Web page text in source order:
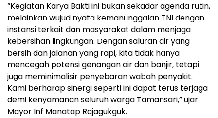
“Kegiatan Karya Bakti ini bukan sekadar agenda rutin,
melainkan wujud nyata kemanunggalan TNI dengan
instansi terkait dan masyarakat dalam menjaga
kebersihan lingkungan. Dengan saluran air yang
bersih dan jalanan yang rapi, kita tidak hanya
mencegah potensi genangan air dan banjir, tetapi
juga meminimalisir penyebaran wabah penyakit.
Kami berharap sinergi seperti ini dapat terus terjaga
demi kenyamanan seluruh warga Tamansari,” ujar
Mayor Inf Manatap Rajagukguk.